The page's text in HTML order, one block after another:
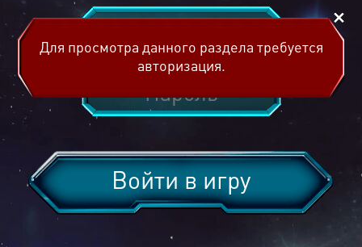
Войти в игру
Для просмотра данного раздела требуется
авторизация.